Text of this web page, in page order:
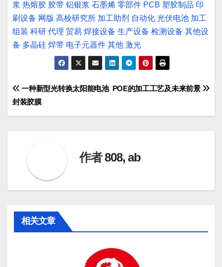
浆 热熔胶 胶带 铝银浆 石墨烯 零部件 PCB 塑胶制品 印
刷设备 网版 高校研究所 加工助剂 自动化 光伏电池 加工
组装 科研 代理 贸易 焊接设备 生产设备 检测设备 其他设
备 多晶硅 焊带 电子元器件 其他 激光
文
章
POE的加工工艺及未来前景
一种新型光转换太阳能电池
封装胶膜
作者808, ab
相关文章